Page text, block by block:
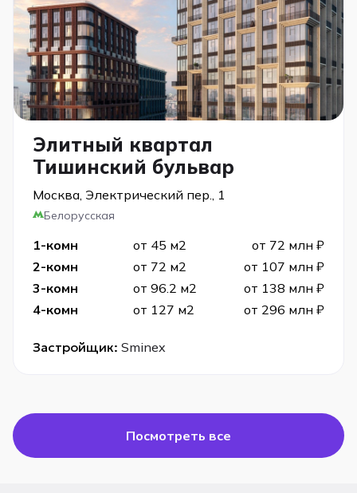
Элитный квартал
Тишинский бульвар
Москва, Электрический пер., 1
Белорусская
1-комн от 45 м2
от 72 млн ₽
2-комн
от 72 м2
от 107 млн ₽
3-комн
от 96.2 м2
от 138 млн ₽
4-комн
от 127 м2 от 296 млн ₽
Застройщик: Sminex
Посмотреть все